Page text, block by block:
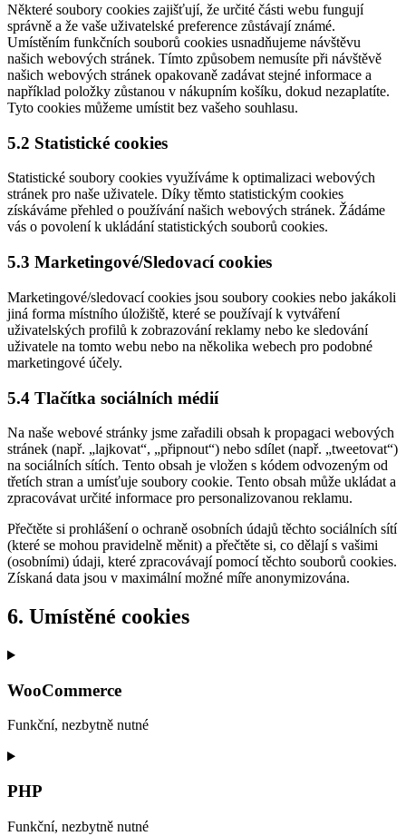
Některé soubory cookies zajišťují, že určité části webu fungují
správně a že vaše uživatelské preference zůstávají známé.
Umístěním funkčních souborů cookies usnadňujeme návštěvu
našich webových stránek. Tímto způsobem nemusíte při návštěvě
našich webových stránek opakovaně zadávat stejné informace a
například položky zůstanou v nákupním košíku, dokud nezaplatíte.
Tyto cookies můžeme umístit bez vašeho souhlasu.
5.2 Statistické cookies
Statistické soubory cookies využíváme k optimalizaci webových
stránek pro naše uživatele. Díky těmto statistickým cookies
získáváme přehled o používání našich webových stránek. Žádáme
vás o povolení k ukládání statistických souborů cookies.
5.3 Marketingové/Sledovací cookies
Marketingové/sledovací cookies jsou soubory cookies nebo jakákoli
jiná forma místního úložiště, které se používají k vytváření
uživatelských profilů k zobrazování reklamy nebo ke sledování
uživatele na tomto webu nebo na několika webech pro podobné
marketingové účely.
5.4 Tlačítka sociálních médií
Na naše webové stránky jsme zařadili obsah k propagaci webových
stránek (např. „lajkovat“, „připnout“) nebo sdílet (např. „tweetovat“)
na sociálních sítích. Tento obsah je vložen s kódem odvozeným od
třetích stran a umísťuje soubory cookie. Tento obsah může ukládat a
zpracovávat určité informace pro personalizovanou reklamu.
Přečtěte si prohlášení o ochraně osobních údajů těchto sociálních sítí
(které se mohou pravidelně měnit) a přečtěte si, co dělají s vašimi
(osobními) údaji, které zpracovávají pomocí těchto souborů cookies.
Získaná data jsou v maximální možné míře anonymizována.
6. Umístěné cookies
WooCommerce
Funkční, nezbytně nutné
Consent
service
PHP
Funkční, nezbytně nutné